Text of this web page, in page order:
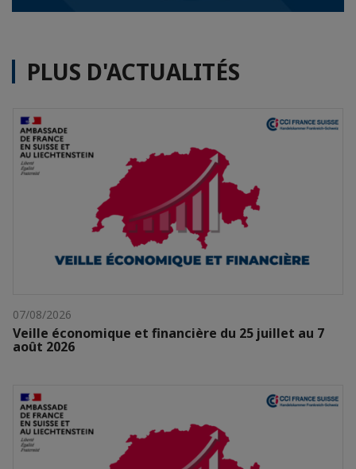
PLUS D'ACTUALITÉS
07/08/2026
Veille économique et financière du 25 juillet au 7
août 2026